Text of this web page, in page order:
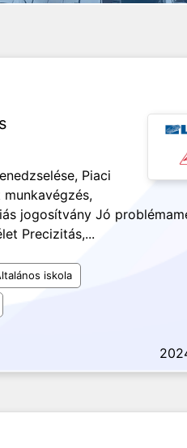
Piaci
jogosítvány Jó
Precizitás,...
iskola